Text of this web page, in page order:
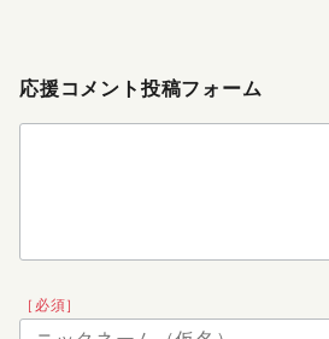
応援コメント投稿フォーム
［必須］